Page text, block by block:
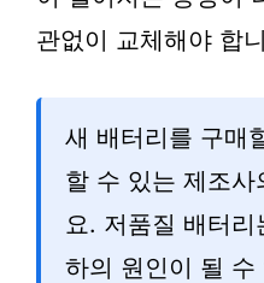
관없이 교체해야 합
새 배터리를 구매
할 수 있는 제조
요. 저품질 배터리
하의 원인이 될 수